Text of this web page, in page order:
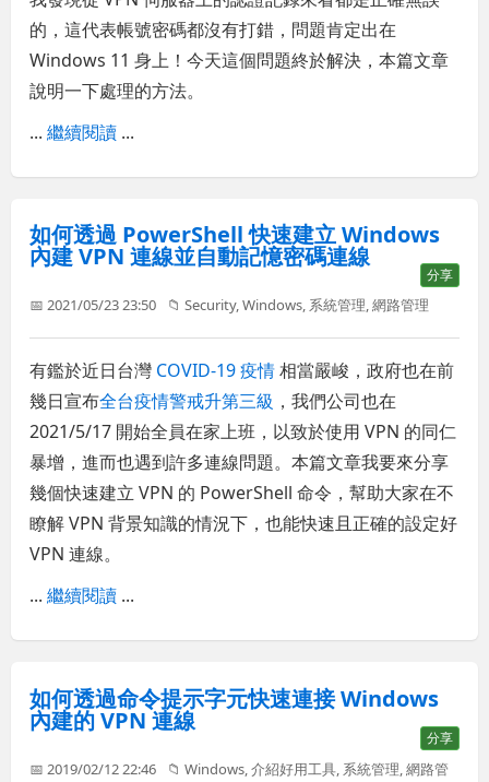
的，這代表帳號密碼都沒有打錯，問題肯定出在
Windows 11 身上！今天這個問題終於解決，本篇文章
說明一下處理的方法。
...繼續閱讀 ...
如何透過 PowerShell 快速建立 Windows
內建 VPN 連線並自動記憶密碼連線
分享
📅 2021/05/23 23:50 📁Security,Windows, 系統管理,網路管理
有鑑於近日台灣 COVID-19 疫情相當嚴峻，政府也在前
幾日宣布全台疫情警戒升第三級 ，我們公司也在
2021/5/17 開始全員在家上班，以致於使用 VPN 的同仁
暴增，進而也遇到許多連線問題。本篇文章我要來分享
幾個快速建立 VPN 的 PowerShell 命令，幫助大家在不
瞭解 VPN 背景知識的情況下，也能快速且正確的設定好
VPN 連線。
...繼續閱讀 ...
如何透過命令提示字元快速連接 Windows
內建的 VPN 連線
分享
📅 2019/02/12 22:46 📁Windows,介紹好用工具, 系統管理,網路管